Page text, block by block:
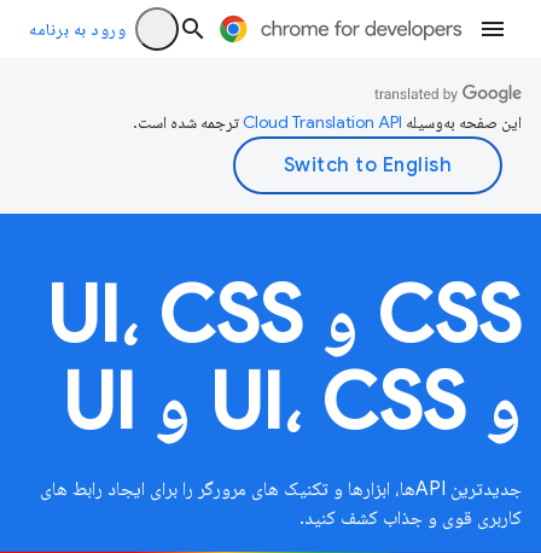
ورود به برنامه
این صفحه به‌وسیله ترجمه شده است.
CSS و UI، CSS
و UI، CSS و UI
جدیدترین APIها، ابزارها و تکنیک های مرورگر را برای ایجاد رابط های
کاربری قوی و جذاب کشف کنید.